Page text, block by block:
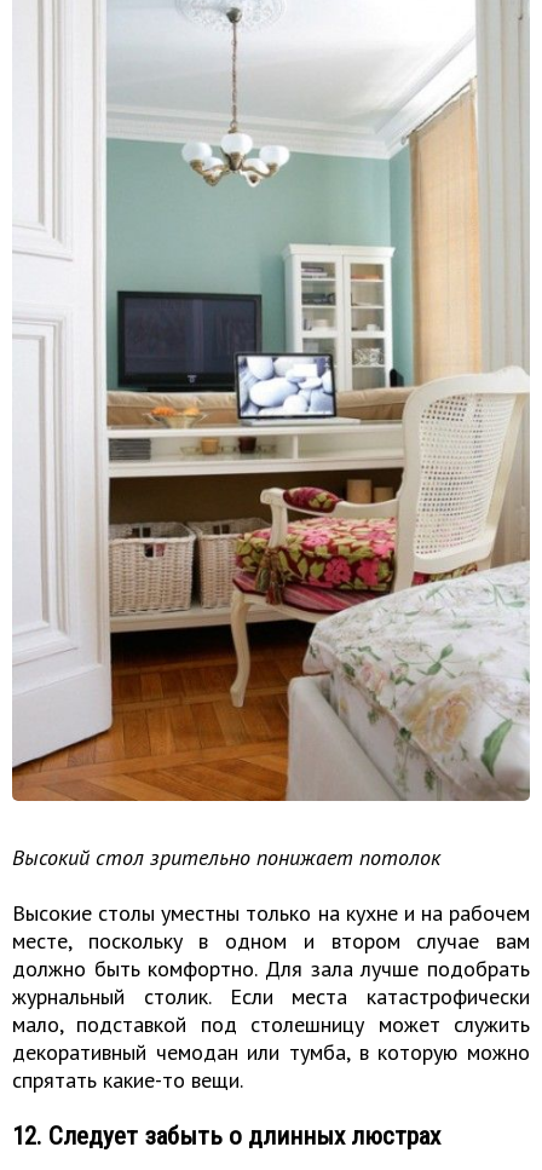
Высокий стол зрительно понижает потолок
Высокие столы уместны только на кухне и на рабочем
месте, поскольку в одном и втором случае вам
должно быть комфортно. Для зала лучше подобрать
журнальный столик. Если места катастрофически
мало, подставкой под столешницу может служить
декоративный чемодан или тумба, в которую можно
спрятать какие-то вещи.
12. Следует забыть о длинных люстрах